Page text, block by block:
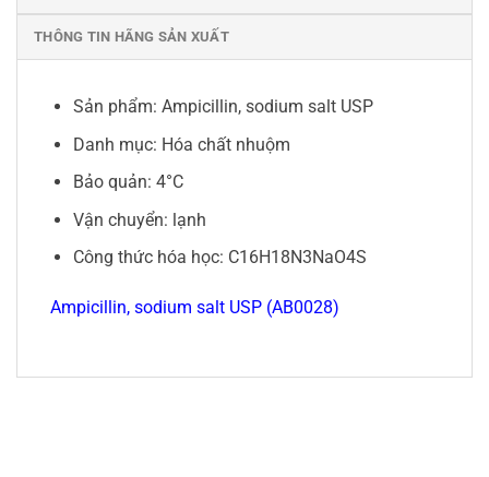
THÔNG TIN HÃNG SẢN XUẤT
Sản phẩm: Ampicillin, sodium salt USP
Danh mục: Hóa chất nhuộm
Bảo quản: 4°C
Vận chuyển: lạnh
Công thức hóa học: C16H18N3NaO4S
Ampicillin, sodium salt USP (AB0028)